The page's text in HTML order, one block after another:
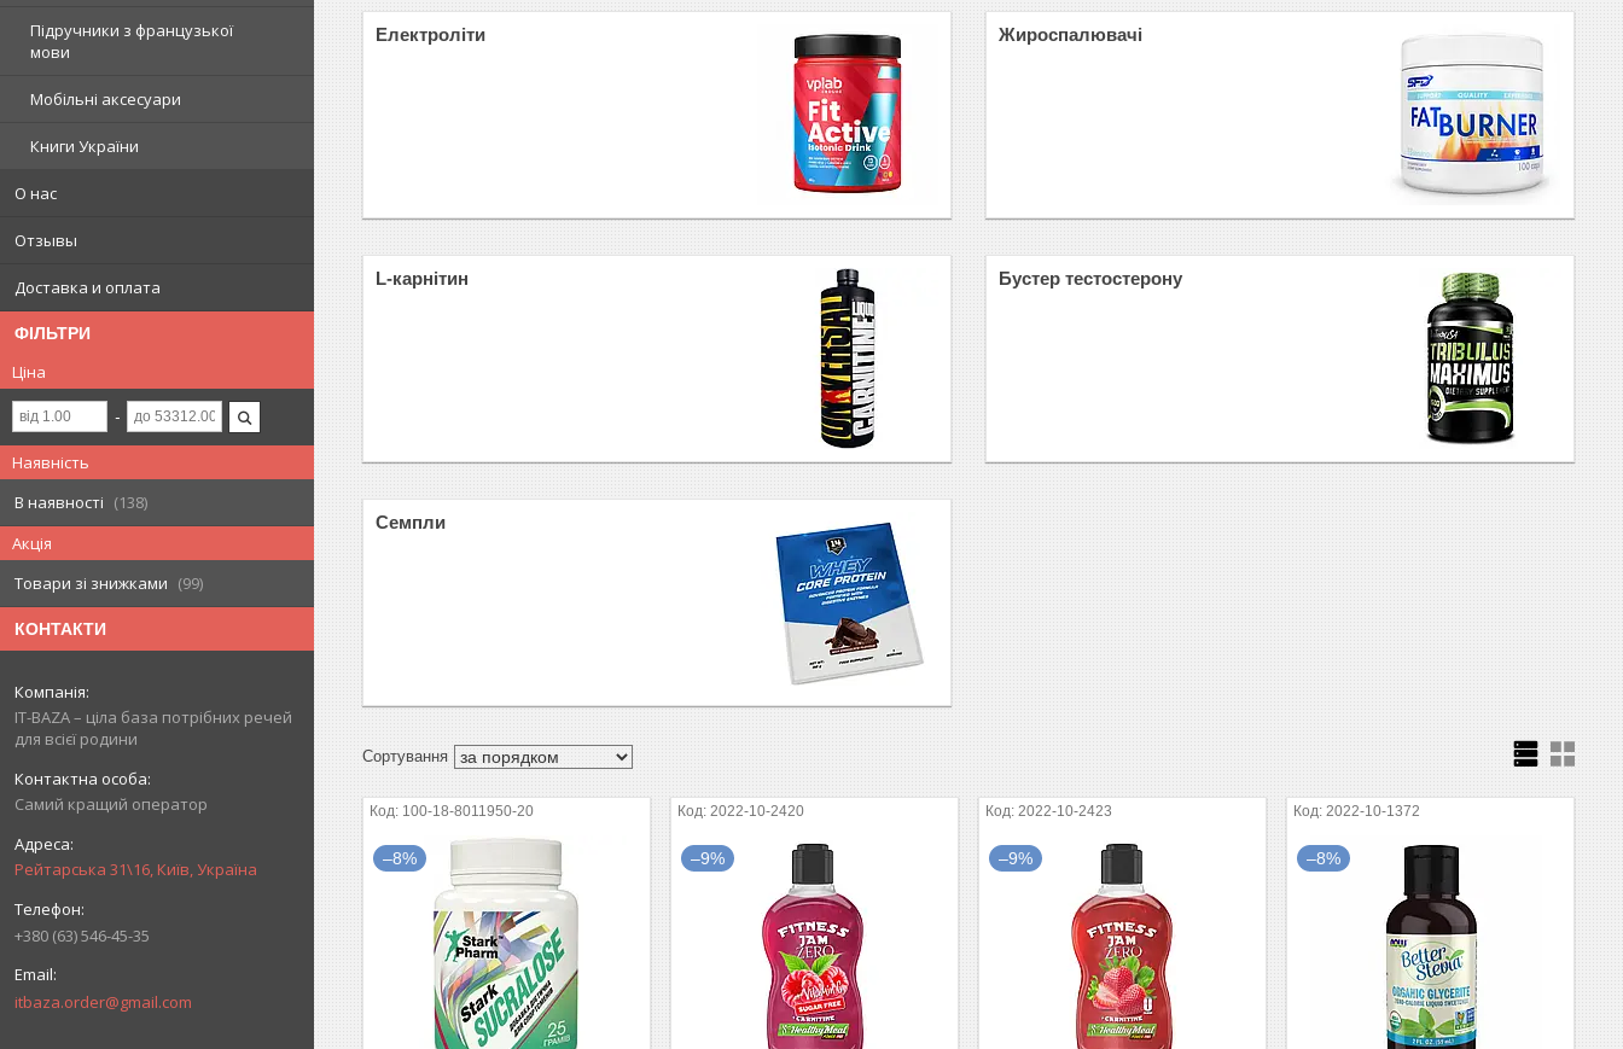
Підручники з французької
мови
Мобільні аксесуари
Книги України
О нас
Отзывы
Доставка и оплата
ФІЛЬТРИ
Ціна
Наявність
В наявності
138
Акція
Товари зі знижками
99
КОНТАКТИ
IT-BAZA – ціла база потрібних речей
для всієї родини
Самий кращий оператор
Рейтарська 31\16, Київ, Україна
+380 (63) 546-45-35
itbaza.order@gmail.com
Електроліти Жироспалювачі
L-карнітин Бустер тестостерону
Семпли
100-18-8011950-20
–8%
2022-10-2420
–9%
2022-10-2423
–9%
2022-10-1372
–8%